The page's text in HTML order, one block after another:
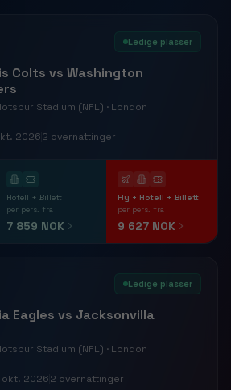
Ledige plasser
Colts vs Washington
Stadium (NFL) · London
20262 overnattinger
Hotell + Billett
per pers. fra
7 859 NOK
Fly + Hotell + Billett
per pers. fra
9 627 NOK
Ledige plasser
Eagles vs Jacksonvilla
Stadium (NFL) · London
okt. 20262 overnattinger